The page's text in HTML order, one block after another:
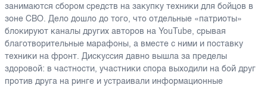
занимаются сбором средств на закупку техники для бойцов в
зоне СВО. Дело дошло до того, что отдельные «патриоты»
блокируют каналы других авторов на YouTube, срывая
благотворительные марафоны, а вместе с ними и поставку
техники на фронт. Дискуссия давно вышла за пределы
здоровой: в частности, участники спора выходили на бой друг
против друга на ринге и устраивали информационные